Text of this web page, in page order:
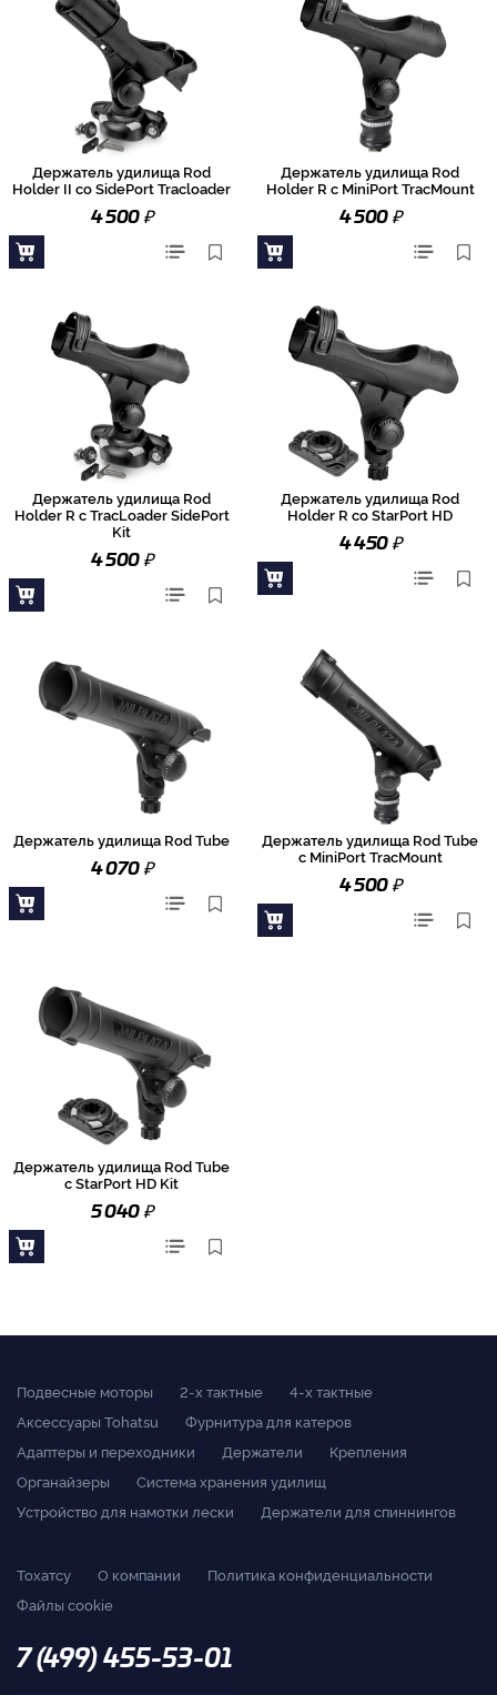
Держатель удилища Rod
Holder II со SidePort Tracloader
4 500₽
Держатель удилища Rod
Holder R с MiniPort TracMount
4 500₽
Держатель удилища Rod
Holder R с TracLoader SidePort
Kit
4 500₽
Держатель удилища Rod
Holder R со StarPort HD
4 450₽
Держатель удилища Rod Tube
4 070₽
Держатель удилища Rod Tube
с MiniPort TracMount
4 500₽
Держатель удилища Rod Tube
с StarPort HD Kit
5 040₽
Подвесные моторы 2-x тактные
4-x тактные
Аксессуары Tohatsu
Фурнитура для катеров
Адаптеры и переходники
Держатели
Крепления
Органайзеры
Система хранения удилищ
Устройство для намотки лески
Держатели для спиннингов
Тохатсу О компании
Политика конфиденциальности
Файлы cookie
7 (499) 455-53-01